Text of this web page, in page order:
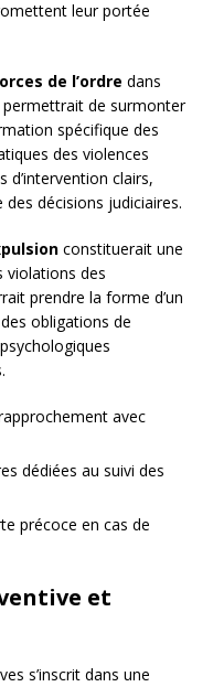
leur portée
de l’ordre dans
permettrait de surmonter
spécifique des
des violences
clairs,
décisions judiciaires.
constituerait une
violations des
prendre la forme d’un
obligations de
avec
dédiées au suivi des
précoce en cas de
et
s’inscrit dans une